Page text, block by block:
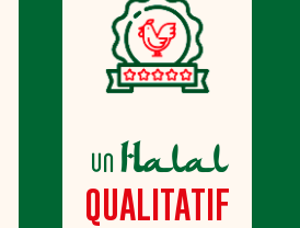
unHalal
QUALITATIF